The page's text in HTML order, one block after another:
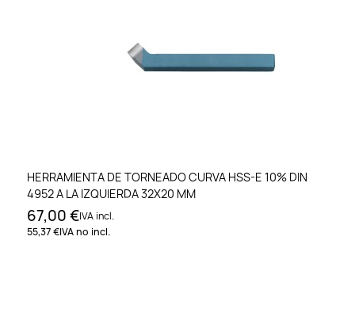
HERRAMIENTA DE TORNEADO CURVA HSS-E 10% DIN
4952 A LA IZQUIERDA 32X20 MM
67,00 €IVA incl.
55,37 €IVA no incl.